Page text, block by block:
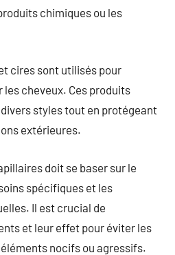
chimiques ou les
cires sont utilisés pour
cheveux. Ces produits
styles tout en protégeant
extérieures.
doit se baser sur le
spécifiques et les
Il est crucial de
et leur effet pour éviter les
nocifs ou agressifs.